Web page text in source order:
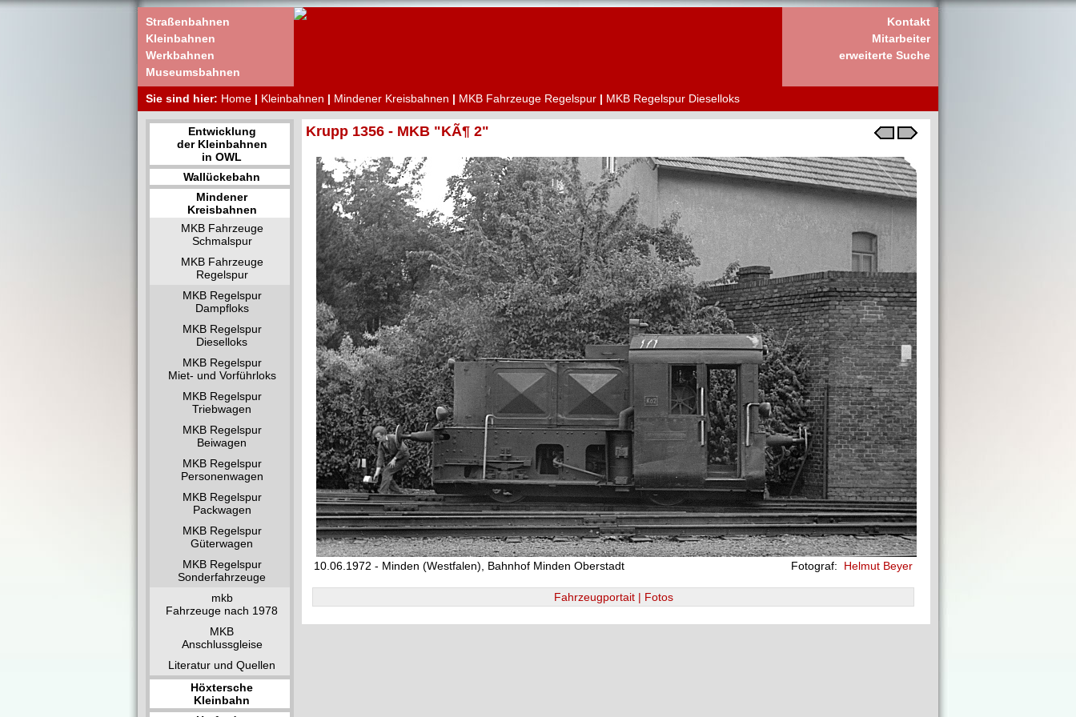
Straßenbahnen
Kleinbahnen
Werkbahnen
Museumsbahnen
Kontakt
Mitarbeiter
erweiterte Suche
Sie sind hier: Home | Kleinbahnen | Mindener Kreisbahnen | MKB Fahrzeuge Regelspur | MKB Regelspur Dieselloks
Entwicklung
der Kleinbahnen
in OWL
Wallückebahn
Mindener
Kreisbahnen
MKB Fahrzeuge
Schmalspur
MKB Fahrzeuge
Regelspur
MKB Regelspur
Dampfloks
MKB Regelspur
Dieselloks
MKB Regelspur
Miet- und Vorführloks
MKB Regelspur
Triebwagen
MKB Regelspur
Beiwagen
MKB Regelspur
Personenwagen
MKB Regelspur
Packwagen
MKB Regelspur
Güterwagen
MKB Regelspur
Sonderfahrzeuge
mkb
Fahrzeuge nach 1978
MKB
Anschlussgleise
Literatur und Quellen
Höxtersche
Kleinbahn
Krupp 1356 - MKB "KÃ¶ 2"
10.06.1972 - Minden (Westfalen), Bahnhof Minden Oberstadt Fotograf: Helmut Beyer
Fahrzeugportait | Fotos